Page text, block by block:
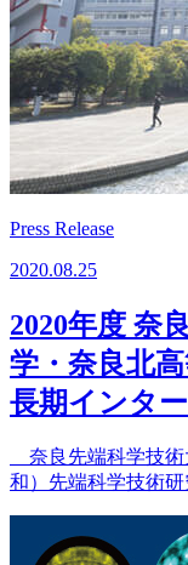
Press Release
2020.08.25
2020年度 奈
学・奈良北
長期インタ
奈良先端科学技術
和）先端科学技術研